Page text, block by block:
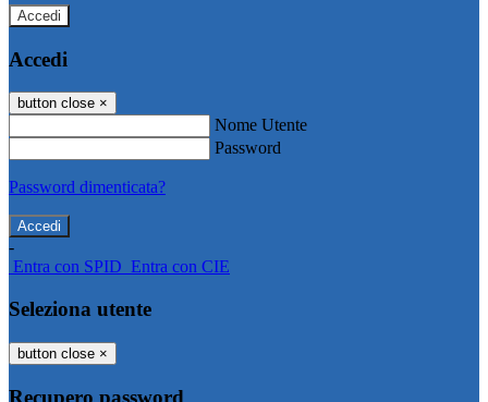
Accedi
Accedi
button close ×
Nome Utente
Password
Password dimenticata?
-
Entra con SPID Entra con CIE
Seleziona utente
button close ×
Recupero password